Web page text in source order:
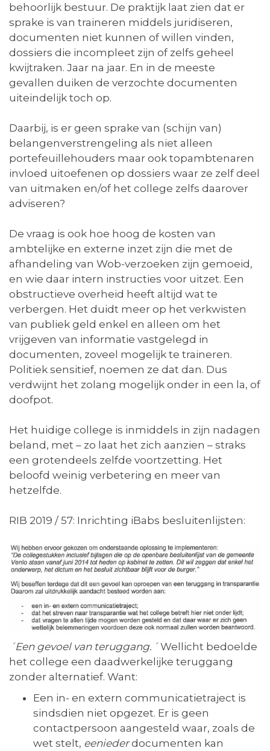
behoorlijk bestuur. De praktijk laat zien dat er
sprake is van traineren middels juridiseren,
documenten niet kunnen of willen vinden,
dossiers die incompleet zijn of zelfs geheel
kwijtraken. Jaar na jaar. En in de meeste
gevallen duiken de verzochte documenten
uiteindelijk toch op.
Daarbij, is er geen sprake van (schijn van)
belangenverstrengeling als niet alleen
portefeuillehouders maar ook topambtenaren
invloed uitoefenen op dossiers waar ze zelf deel
van uitmaken en/of het college zelfs daarover
adviseren?
De vraag is ook hoe hoog de kosten van
ambtelijke en externe inzet zijn die met de
afhandeling van Wob-verzoeken zijn gemoeid,
en wie daar intern instructies voor uitzet. Een
obstructieve overheid heeft altijd wat te
verbergen. Het duidt meer op het verkwisten
van publiek geld enkel en alleen om het
vrijgeven van informatie vastgelegd in
documenten, zoveel mogelijk te traineren.
Politiek sensitief, noemen ze dat dan. Dus
verdwijnt het zolang mogelijk onder in een la, of
doofpot.
Het huidige college is inmiddels in zijn nadagen
beland, met – zo laat het zich aanzien – straks
een grotendeels zelfde voortzetting. Het
beloofd weinig verbetering en meer van
hetzelfde.
RIB 2019 / 57: Inrichting iBabs besluitenlijsten:
´Een gevoel van teruggang.´Wellicht bedoelde
het college een daadwerkelijke teruggang
zonder alternatief. Want:
Een in- en extern communicatietraject is
sindsdien niet opgezet. Er is geen
contactpersoon aangesteld waar, zoals de
wet stelt, eeniederdocumenten kan